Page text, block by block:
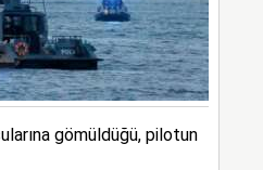
gömüldüğü, pilotun